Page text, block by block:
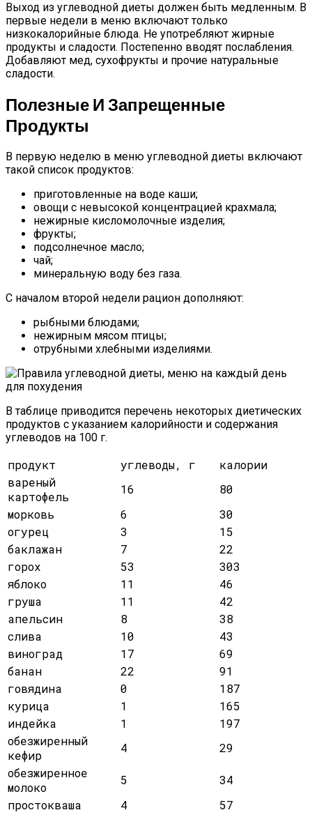
Выход из углеводной диеты должен быть медленным. В
первые недели в меню включают только
низкокалорийные блюда. Не употребляют жирные
продукты и сладости. Постепенно вводят послабления.
Добавляют мед, сухофрукты и прочие натуральные
сладости.
Полезные И Запрещенные
Продукты
В первую неделю в меню углеводной диеты включают
такой список продуктов:
приготовленные на воде каши;
овощи с невысокой концентрацией крахмала;
нежирные кисломолочные изделия;
фрукты;
подсолнечное масло;
чай;
минеральную воду без газа.
С началом второй недели рацион дополняют:
рыбными блюдами;
нежирным мясом птицы;
отрубными хлебными изделиями.
В таблице приводится перечень некоторых диетических
продуктов с указанием калорийности и содержания
углеводов на 100 г.
продукт углеводы, г
калории
вареный
картофель
16
80
морковь
6
30
огурец
3
15
баклажан
7
22
горох
53
303
яблоко
11
46
груша
11
42
апельсин
8
38
слива
10
43
виноград
17
69
банан
22
91
говядина
0
187
курица
1
165
индейка
1
197
обезжиренный
кефир
4
29
обезжиренное
молоко
5
34
простокваша
4
57